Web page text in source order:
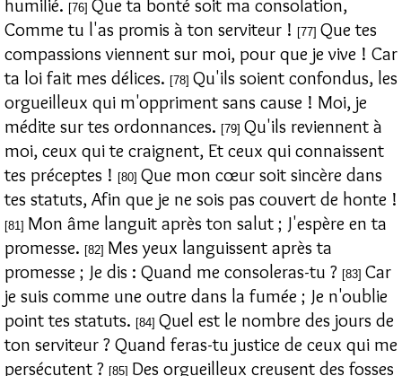
humilié. [76] Que ta bonté soit ma consolation,
Comme tu l'as promis à ton serviteur ! [77] Que tes
compassions viennent sur moi, pour que je vive ! Car
ta loi fait mes délices. [78] Qu'ils soient confondus, les
orgueilleux qui m'oppriment sans cause ! Moi, je
médite sur tes ordonnances. [79] Qu'ils reviennent à
moi, ceux qui te craignent, Et ceux qui connaissent
tes préceptes ! [80] Que mon cœur soit sincère dans
tes statuts, Afin que je ne sois pas couvert de honte !
[81] Mon âme languit après ton salut ; J'espère en ta
promesse. [82] Mes yeux languissent après ta
promesse ; Je dis : Quand me consoleras-tu ? [83] Car
je suis comme une outre dans la fumée ; Je n'oublie
point tes statuts. [84] Quel est le nombre des jours de
ton serviteur ? Quand feras-tu justice de ceux qui me
persécutent ? [85] Des orgueilleux creusent des fosses